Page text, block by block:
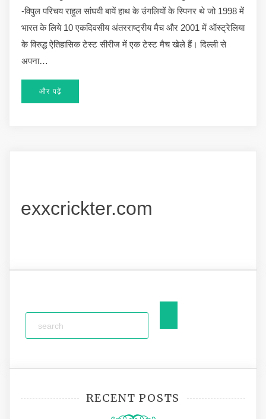
-विपुल परिचय राहुल सांघवी बायें हाथ के उंगलियों के स्पिनर थे जो 1998 में
भारत के लिये 10 एकदिवसीय अंतरराष्ट्रीय मैच और 2001 में ऑस्ट्रेलिया
के विरुद्ध ऐतिहासिक टेस्ट सीरीज में एक टेस्ट मैच खेले हैं। दिल्ली से
अपना…
और पढ़ें
exxcrickter.com
RECENT POSTS